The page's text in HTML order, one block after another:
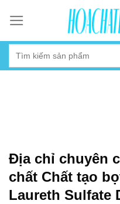
content
Địa chỉ chuyên
chất Chất tạo
Laureth Sulfate